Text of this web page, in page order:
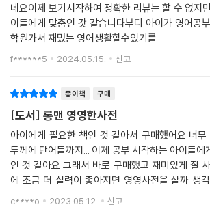
네요이제 보기시작하여 정확한 리뷰는 할 수 없지
이들에게 맞춤인 갓 같습니다부디 아이가 영어공
학원가서 재밌는 영어생활할수있기를
f******5 2024.05.15. 신고
종이책 구매
[도서] 롱맨 영영한사전
아이에게 필요한 책인 것 같아서 구매했어요 너
두께에 단어들까지... 이제 공부 시작하는 아이들에
인 것 같아요 그래서 바로 구매했고 재미있게 잘
에 조금 더 실력이 좋아지면 영영사전을 살까 생
사전인지라 믿고 구매했습니다 다른 궁금하신 분
c****o 2023.05.12. 신고